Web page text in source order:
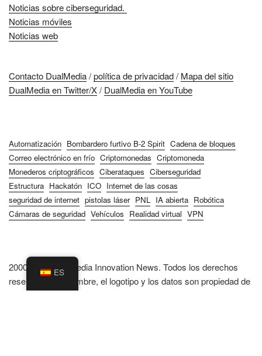
Noticias sobre ciberseguridad.
Noticias móviles
Noticias web
Contacto DualMedia/política de privacidad/ Mapa del sitio
DualMedia en Twitter/X/ DualMedia en YouTube
Automatización Bombardero furtivo B-2 Spirit Cadena de bloques
Correo electrónico en frío Criptomonedas Criptomoneda
Monederos criptográficos Ciberataques Ciberseguridad
Estructura Hackatón ICO Internet de las cosas
seguridad de internet pistolas láser PNL IA abierta Robótica
Cámaras de seguridad Vehículos Realidad virtual VPN
2000-2026 DualMedia Innovation News. Todos los derechos
reservados. El nombre, el logotipo y los datos son propiedad de
DualMedia.
ES